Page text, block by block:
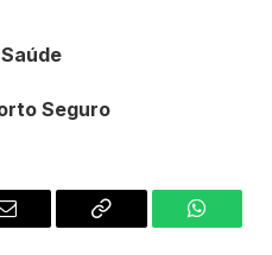
Seguro
Email
Copy